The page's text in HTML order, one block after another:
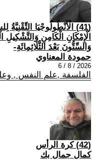
(41) الْأَنْطُولُوجْيَا
الْإِمْكَانِ الْكَامِنِ وَالتَّشْكِيلِ
وَالسِّتُّونَ بَعْدَ الثَّلَاثِمِائَةِ-
حمودة المعناوي
2026 / 8 / 6
الفلسفة ,علم النفس ,
(42) كرة الرأس
كمال جمال بك